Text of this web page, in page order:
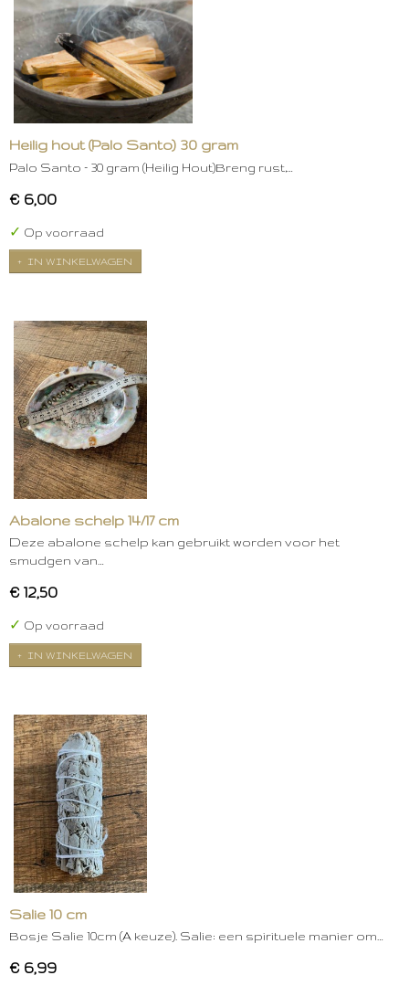
Heilig hout (Palo Santo) 30 gram
Palo Santo – 30 gram (Heilig Hout)Breng rust,…
€ 6,00
✓ Op voorraad
IN WINKELWAGEN
Abalone schelp 14/17 cm
Deze abalone schelp kan gebruikt worden voor het
smudgen van…
€ 12,50
✓ Op voorraad
IN WINKELWAGEN
Salie 10 cm
Bosje Salie 10cm (A keuze). Salie: een spirituele manier om…
€ 6,99